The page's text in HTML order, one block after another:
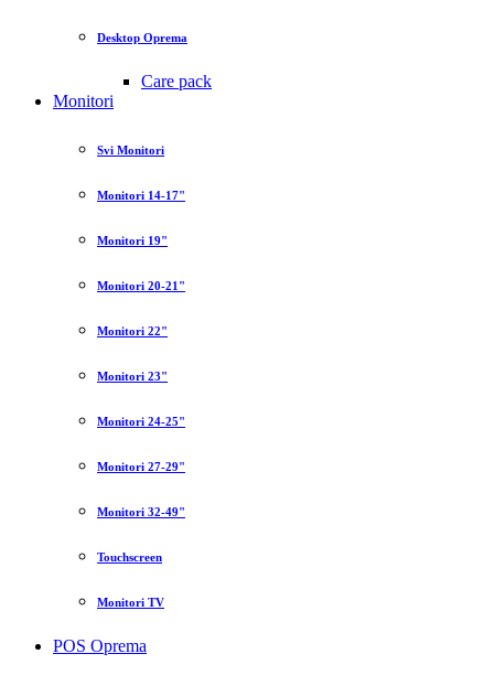
Desktop Oprema
Care pack
Monitori
Svi Monitori
Monitori 14-17"
Monitori 19"
Monitori 20-21"
Monitori 22"
Monitori 23"
Monitori 24-25"
Monitori 27-29"
Monitori 32-49"
Touchscreen
Monitori TV
POS Oprema